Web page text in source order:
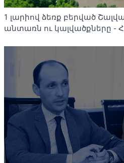
1 լարիով ձեռք բերված
անտառն ու կալվածքները -